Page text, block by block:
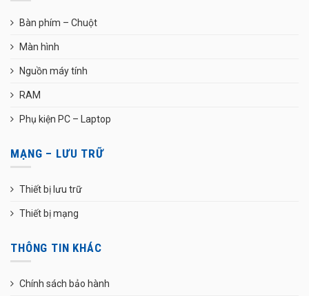
Bàn phím – Chuột
Màn hình
Nguồn máy tính
RAM
Phụ kiện PC – Laptop
MẠNG – LƯU TRỮ
Thiết bị lưu trữ
Thiết bị mạng
THÔNG TIN KHÁC
Chính sách bảo hành